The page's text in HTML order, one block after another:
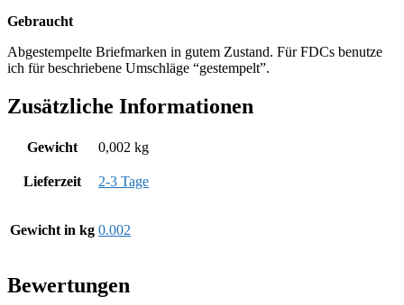
Gebraucht
Abgestempelte Briefmarken in gutem Zustand. Für FDCs benutze
ich für beschriebene Umschläge “gestempelt”.
Zusätzliche Informationen
Gewicht 0,002 kg
Lieferzeit 2-3 Tage
Gewicht in kg 0.002
Bewertungen